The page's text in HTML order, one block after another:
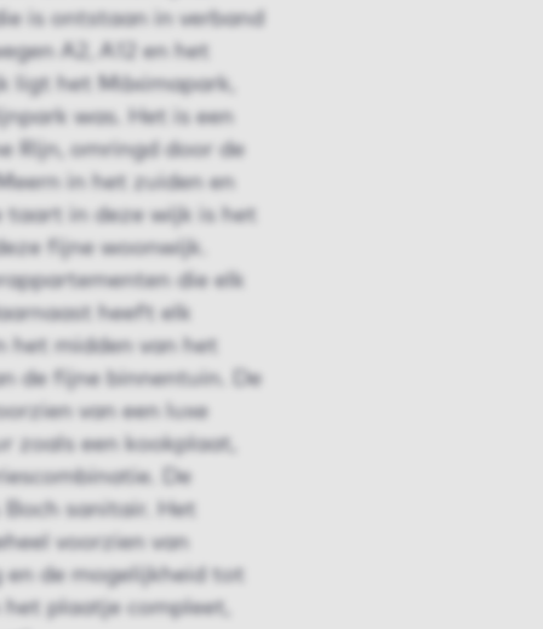
is ontstaan in verband
A2, A12 en het
ligt het Máximapark,
was. Het is een
Rijn, omringd door de
in het zuiden en
taart in deze wijk is het
fijne woonwijk.
die elk
heeft elk
midden van het
de fijne binnentuin. De
van een luxe
zoals een kookplaat,
De
sanitair. Het
voorzien van
en de mogelijkheid tot
plaatje compleet,